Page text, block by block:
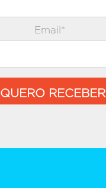
Email*
QUERO RECEBER